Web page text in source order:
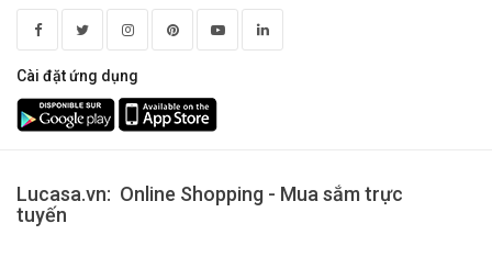
Cài đặt ứng dụng
Lucasa.vn: Online Shopping - Mua sắm trực
tuyến